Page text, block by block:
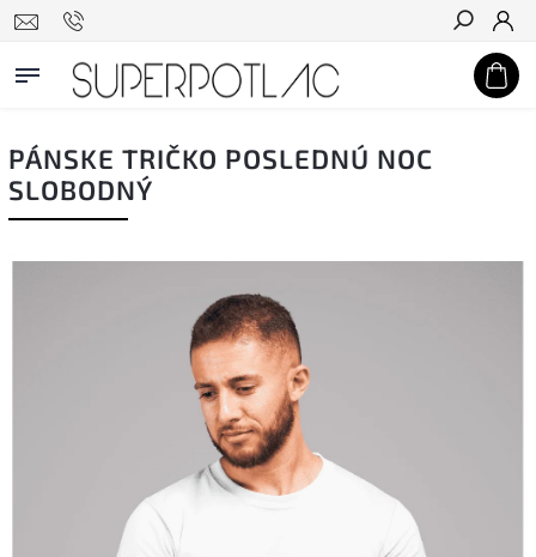
Hľadať
PÁNSKE TRIČKO POSLEDNÚ NOC
SLOBODNÝ